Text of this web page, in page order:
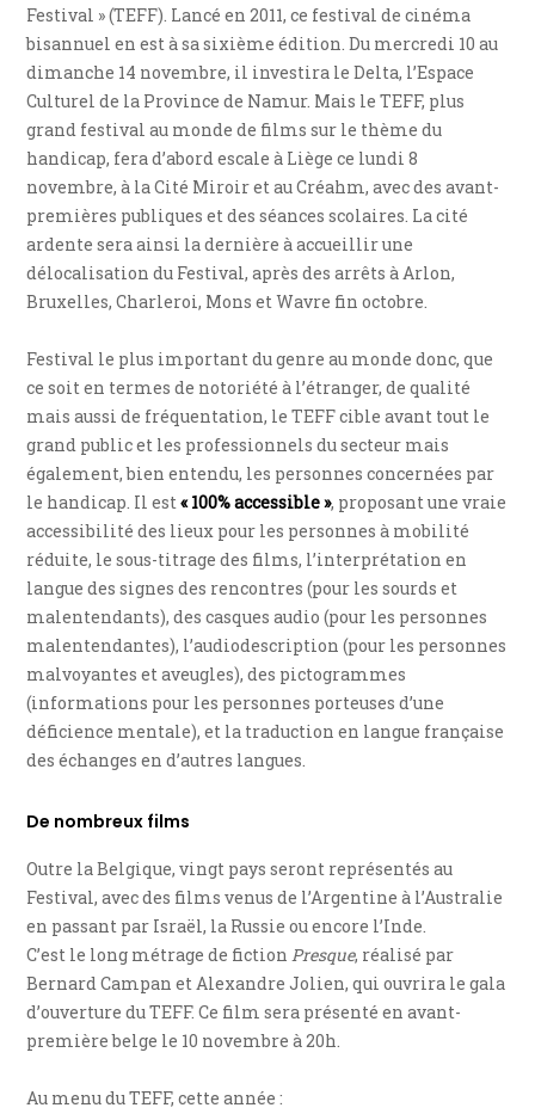
Festival » (TEFF). Lancé en 2011, ce festival de cinéma
bisannuel en est à sa sixième édition. Du mercredi 10 au
dimanche 14 novembre, il investira le Delta, l’Espace
Culturel de la Province de Namur. Mais le TEFF, plus
grand festival au monde de films sur le thème du
handicap, fera d’abord escale à Liège ce lundi 8
novembre, à la Cité Miroir et au Créahm, avec des avant-
premières publiques et des séances scolaires. La cité
ardente sera ainsi la dernière à accueillir une
délocalisation du Festival, après des arrêts à Arlon,
Bruxelles, Charleroi, Mons et Wavre fin octobre.
Festival le plus important du genre au monde donc, que
ce soit en termes de notoriété à l’étranger, de qualité
mais aussi de fréquentation, le TEFF cible avant tout le
grand public et les professionnels du secteur mais
également, bien entendu, les personnes concernées par
le handicap. Il est« 100% accessible », proposant une vraie
accessibilité des lieux pour les personnes à mobilité
réduite, le sous-titrage des films, l’interprétation en
langue des signes des rencontres (pour les sourds et
malentendants), des casques audio (pour les personnes
malentendantes), l’audiodescription (pour les personnes
malvoyantes et aveugles), des pictogrammes
(informations pour les personnes porteuses d’une
déficience mentale), et la traduction en langue française
des échanges en d’autres langues.
De nombreux films
Outre la Belgique, vingt pays seront représentés au
Festival, avec des films venus de l’Argentine à l’Australie
en passant par Israël, la Russie ou encore l’Inde.
C’est le long métrage de fictionPresque, réalisé par
Bernard Campan et Alexandre Jolien, qui ouvrira le gala
d’ouverture du TEFF. Ce film sera présenté en avant-
première belge le 10 novembre à 20h.
Au menu du TEFF, cette année :